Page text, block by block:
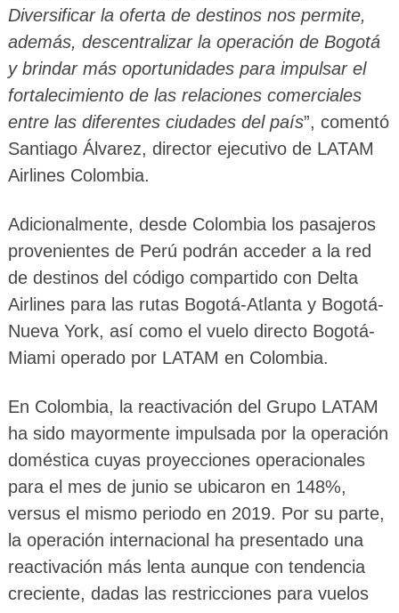
Diversificar la oferta de destinos nos permite,
además, descentralizar la operación de Bogotá
y brindar más oportunidades para impulsar el
fortalecimiento de las relaciones comerciales
entre las diferentes ciudades del país”, comentó
Santiago Álvarez, director ejecutivo de LATAM
Airlines Colombia.
Adicionalmente, desde Colombia los pasajeros
provenientes de Perú podrán acceder a la red
de destinos del código compartido con Delta
Airlines para las rutas Bogotá-Atlanta y Bogotá-
Nueva York, así como el vuelo directo Bogotá-
Miami operado por LATAM en Colombia.
En Colombia, la reactivación del Grupo LATAM
ha sido mayormente impulsada por la operación
doméstica cuyas proyecciones operacionales
para el mes de junio se ubicaron en 148%,
versus el mismo periodo en 2019. Por su parte,
la operación internacional ha presentado una
reactivación más lenta aunque con tendencia
creciente, dadas las restricciones para vuelos